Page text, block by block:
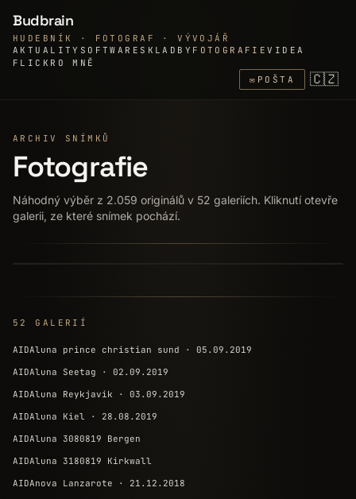
Budbrain
HUDEBNÍK · FOTOGRAF · VÝVOJÁŘ
AKTUALITY SOFTWARE SKLADBY FOTOGRAFIEVIDEA
FLICKR O MNĚ
✉ POŠTA 🇨🇿
ARCHIV SNÍMKŮ
Fotografie
Náhodný výběr z 2.059 originálů v 52 galeriích. Kliknutí otevře
galerii, ze které snímek pochází.
AIDABLU FUNCHAL · 01.02.2016
52 GALERIÍ
AIDAluna prince christian sund · 05.09.2019
AIDAluna Seetag · 02.09.2019
AIDAluna Reykjavik · 03.09.2019
AIDAluna Kiel · 28.08.2019
AIDAluna 3080819 Bergen
AIDAluna 3180819 Kirkwall
AIDAnova Lanzarote · 21.12.2018